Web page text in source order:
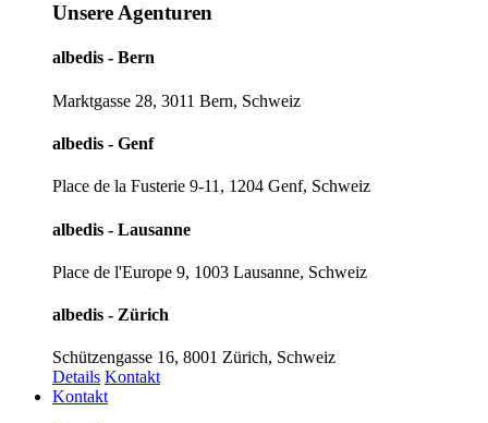
Unsere Agenturen
albedis - Bern
Marktgasse 28, 3011 Bern, Schweiz
albedis - Genf
Place de la Fusterie 9-11, 1204 Genf, Schweiz
albedis - Lausanne
Place de l'Europe 9, 1003 Lausanne, Schweiz
albedis - Zürich
Schützengasse 16, 8001 Zürich, Schweiz
Details Kontakt
Kontakt